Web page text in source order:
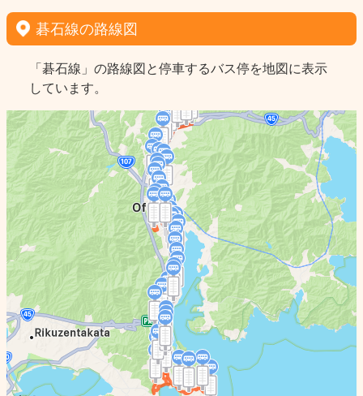
碁石線の路線図
「碁石線」の路線図と停車するバス停を地図に表示
しています。